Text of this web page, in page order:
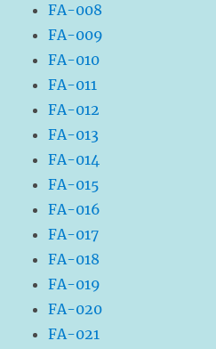
FA-008
FA-009
FA-010
FA-011
FA-012
FA-013
FA-014
FA-015
FA-016
FA-017
FA-018
FA-019
FA-020
FA-021